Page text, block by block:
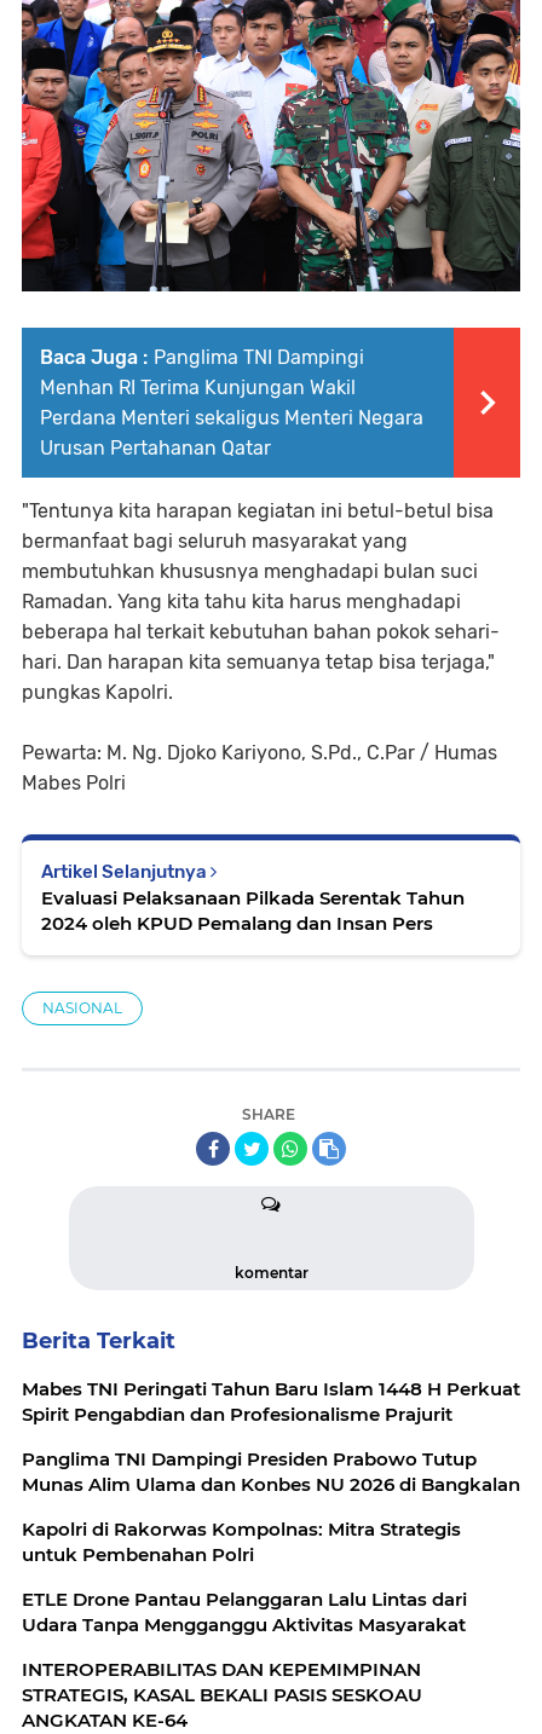
Baca Juga : Panglima TNI Dampingi
Menhan RI Terima Kunjungan Wakil
Perdana Menteri sekaligus Menteri Negara
Urusan Pertahanan Qatar
"Tentunya kita harapan kegiatan ini betul-betul bisa
bermanfaat bagi seluruh masyarakat yang
membutuhkan khususnya menghadapi bulan suci
Ramadan. Yang kita tahu kita harus menghadapi
beberapa hal terkait kebutuhan bahan pokok sehari-
hari. Dan harapan kita semuanya tetap bisa terjaga,"
pungkas Kapolri.
Pewarta: M. Ng. Djoko Kariyono, S.Pd., C.Par / Humas
Mabes Polri
Artikel Selanjutnya
Evaluasi Pelaksanaan Pilkada Serentak Tahun
2024 oleh KPUD Pemalang dan Insan Pers
NASIONAL
SHARE
komentar
Berita Terkait
Mabes TNI Peringati Tahun Baru Islam 1448 H Perkuat
Spirit Pengabdian dan Profesionalisme Prajurit
Panglima TNI Dampingi Presiden Prabowo Tutup
Munas Alim Ulama dan Konbes NU 2026 di Bangkalan
Kapolri di Rakorwas Kompolnas: Mitra Strategis
untuk Pembenahan Polri
ETLE Drone Pantau Pelanggaran Lalu Lintas dari
Udara Tanpa Mengganggu Aktivitas Masyarakat
INTEROPERABILITAS DAN KEPEMIMPINAN
STRATEGIS, KASAL BEKALI PASIS SESKOAU
ANGKATAN KE-64